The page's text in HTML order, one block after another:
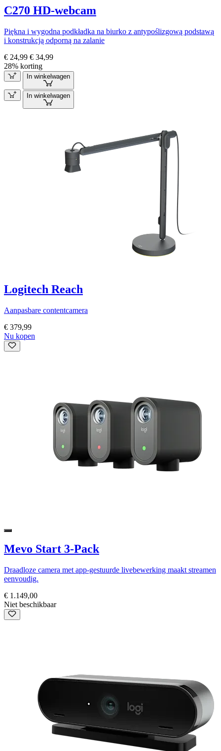
C270 HD-webcam
Piękna i wygodna podkładka na biurko z antypoślizgową podstawą
i konstrukcją odporną na zalanie
€ 24,99 € 34,99
28% korting
In winkelwagen
In winkelwagen
Logitech Reach
Aanpasbare contentcamera
€ 379,99
Nu kopen
Mevo Start 3-Pack
Draadloze camera met app-gestuurde livebewerking maakt streamen
eenvoudig.
€ 1.149,00
Niet beschikbaar